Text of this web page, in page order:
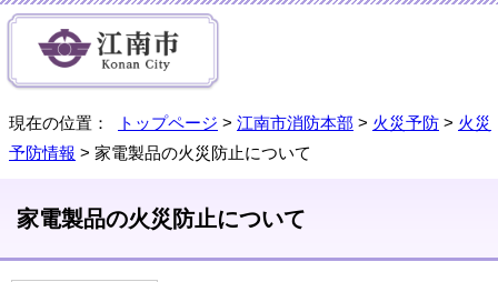
現在の位置： トップページ > 江南市消防本部 > 火災予防 > 火災
予防情報 > 家電製品の火災防止について
家電製品の火災防止について